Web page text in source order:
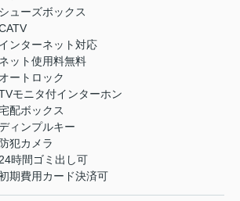
シューズボックス
インターネット対応
ネット使用料無料
オートロック
モニタ付インターホン
配ボックス
ィンプルキー
防犯カメラ
時間ゴミ出し可
期費用カード決済可